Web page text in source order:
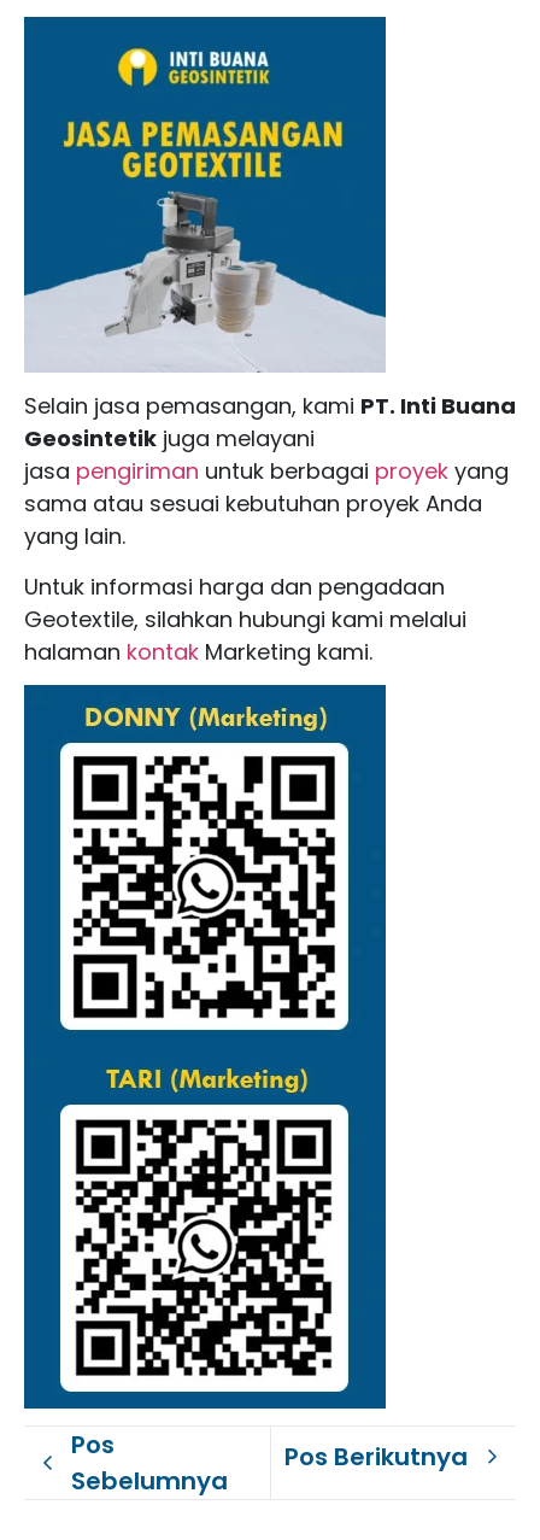
Selain jasa pemasangan, kami PT. Inti Buana
Geosintetik juga melayani
jasa pengiriman untuk berbagai proyek yang
sama atau sesuai kebutuhan proyek Anda
yang lain.
Untuk informasi harga dan pengadaan
Geotextile, silahkan hubungi kami melalui
halaman kontak Marketing kami.
Pos
Sebelumnya
Pos Berikutnya